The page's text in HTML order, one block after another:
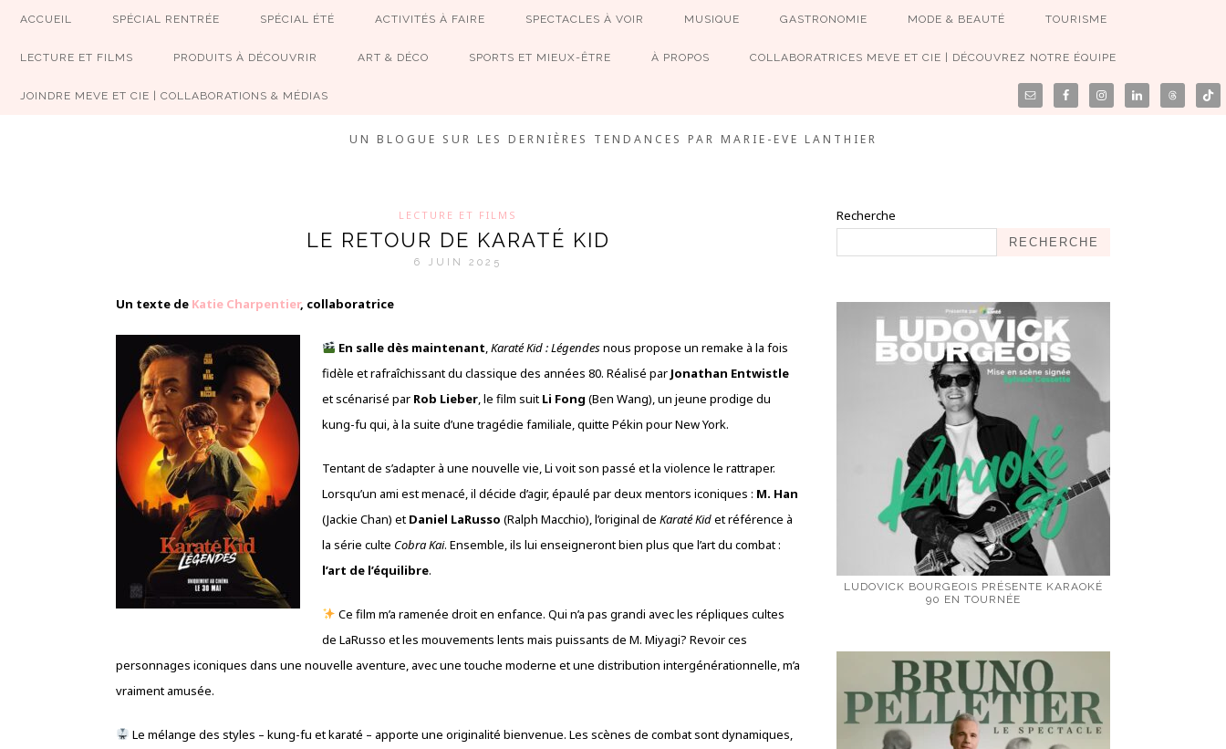
ACCUEIL SPÉCIAL RENTRÉE SPÉCIAL ÉTÉ ACTIVITÉS À FAIRE SPECTACLES À VOIR MUSIQUE GASTRONOMIE MODE & BEAUTÉ TOURISME
LECTURE ET FILMS PRODUITS À DÉCOUVRIR ART & DÉCO SPORTS ET MIEUX-ÊTRE À PROPOS COLLABORATRICES MEVE ET CIE | DÉCOUVREZ NOTRE ÉQUIPE
JOINDRE MEVE ET CIE | COLLABORATIONS & MÉDIAS
UN BLOGUE SUR LES DERNIÈRES TENDANCES PAR MARIE-EVE LANTHIER
LECTURE ET FILMS
LE RETOUR DE KARATÉ KID
6 JUIN 2025
Un texte de Katie Charpentier, collaboratrice
En salle dès maintenant,Karaté Kid : Légendesnous propose un remake à la fois
fidèle et rafraîchissant du classique des années 80. Réalisé par Jonathan Entwistle
et scénarisé par Rob Lieber, le film suit Li Fong (Ben Wang), un jeune prodige du
kung-fu qui, à la suite d’une tragédie familiale, quitte Pékin pour New York.
Tentant de s’adapter à une nouvelle vie, Li voit son passé et la violence le rattraper.
Lorsqu’un ami est menacé, il décide d’agir, épaulé par deux mentors iconiques : M. Han
(Jackie Chan) et Daniel LaRusso (Ralph Macchio), l’original de Karaté Kidet référence à
la série culte Cobra Kai. Ensemble, ils lui enseigneront bien plus que l’art du combat :
l’art de l’équilibre.
Ce film m’a ramenée droit en enfance. Qui n’a pas grandi avec les répliques cultes
de LaRusso et les mouvements lents mais puissants de M. Miyagi? Revoir ces
personnages iconiques dans une nouvelle aventure, avec une touche moderne et une distribution intergénérationnelle, m’a
vraiment amusée.
Le mélange des styles – kung-fu et karaté – apporte une originalité bienvenue. Les scènes de combat sont dynamiques,
Recherche
RECHERCHE
LUDOVICK BOURGEOIS PRÉSENTE KARAOKÉ
90 EN TOURNÉE